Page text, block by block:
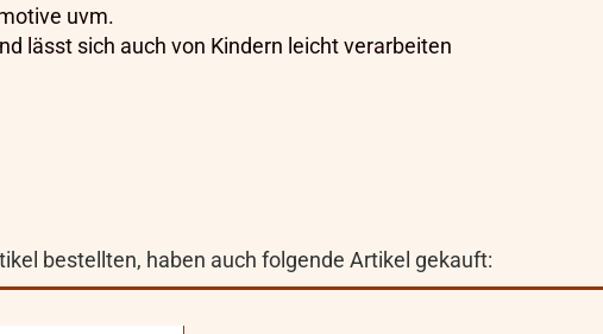
uvm.
lässt sich auch von Kindern leicht verarbeiten
bestellten, haben auch folgende Artikel gekauft: